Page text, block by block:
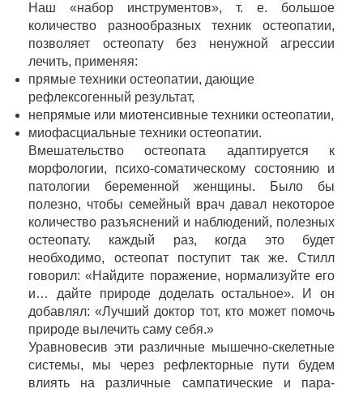
Наш «набор инструментов», т. е. большое
количество разнообразных техник остеопатии,
позволяет остеопату без ненужной агрессии
лечить, применяя:
прямые техники остеопатии, дающие
рефлексогенный результат,
непрямые или миотенсивные техники остеопатии,
миофасциальные техники остеопатии.
Вмешательство остеопата адаптируется к
морфологии, психо-соматическому состоянию и
патологии беременной женщины. Было бы
полезно, чтобы семейный врач давал некоторое
количество разъяснений и наблюдений, полезных
остеопату. каждый раз, когда это будет
необходимо, остеопат поступит так же. Стилл
говорил: «Найдите поражение, нормализуйте его
и… дайте природе доделать остальное». И он
добавлял: «Лучший доктор тот, кто может помочь
природе вылечить саму себя.»
Уравновесив эти различные мышечно-скелетные
системы, мы через рефлекторные пути будем
влиять на различные сампатические и пара-